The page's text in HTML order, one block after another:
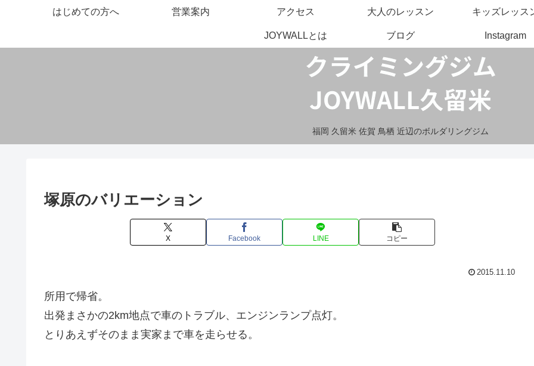
福岡 久留米 佐賀 鳥栖 近辺のボルダリングジム
はじめての方へ 営業案内 アクセス 大人のレッスン キッズレッス
JOYWALLとは ブログ Instagram
塚原のバリエーション
X Facebook LINE コピー
2015.11.10
所用で帰省。
出発まさかの2km地点で車のトラブル、エンジンランプ点灯。
とりあえずそのまま実家まで車を走らせる。